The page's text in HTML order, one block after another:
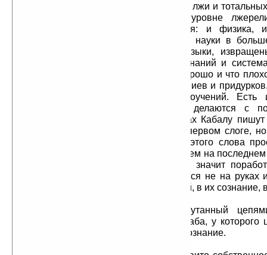
Эра Рыб — это эпоха тотальной лжи и
обман происходит не только на уровне
философии. Извращено всё и вся: и физика,
астрономия, и языковедение, и все науки в
степени. Извращены все живые языки,
словари. Извращена вся система знаний и
понятия о добре и зле, о том, что хорошо и что
мировоззрение одуряет всех — и гениев и
только с помощью массовых вероучений. Есть
идеологические методы. Тонкости делаются с
иудейского оружия: Кабалы. В книгах Кабалу
(Каббала), или ставят ударение на первом слоге,
сокрытия сути этого слова. А суть этого слова
русское слово — «кабала» с ударением на
это тюрьма, неволя. Закабалить — значит
опутать цепями. И эти цепи находятся не на руках
Эти цепи внедряются в головы людей, в их сознание,
В древние времена раб, опутанный
свободнее сегодняшнего человека-раба, у
собственную голову, в собственное сознание.